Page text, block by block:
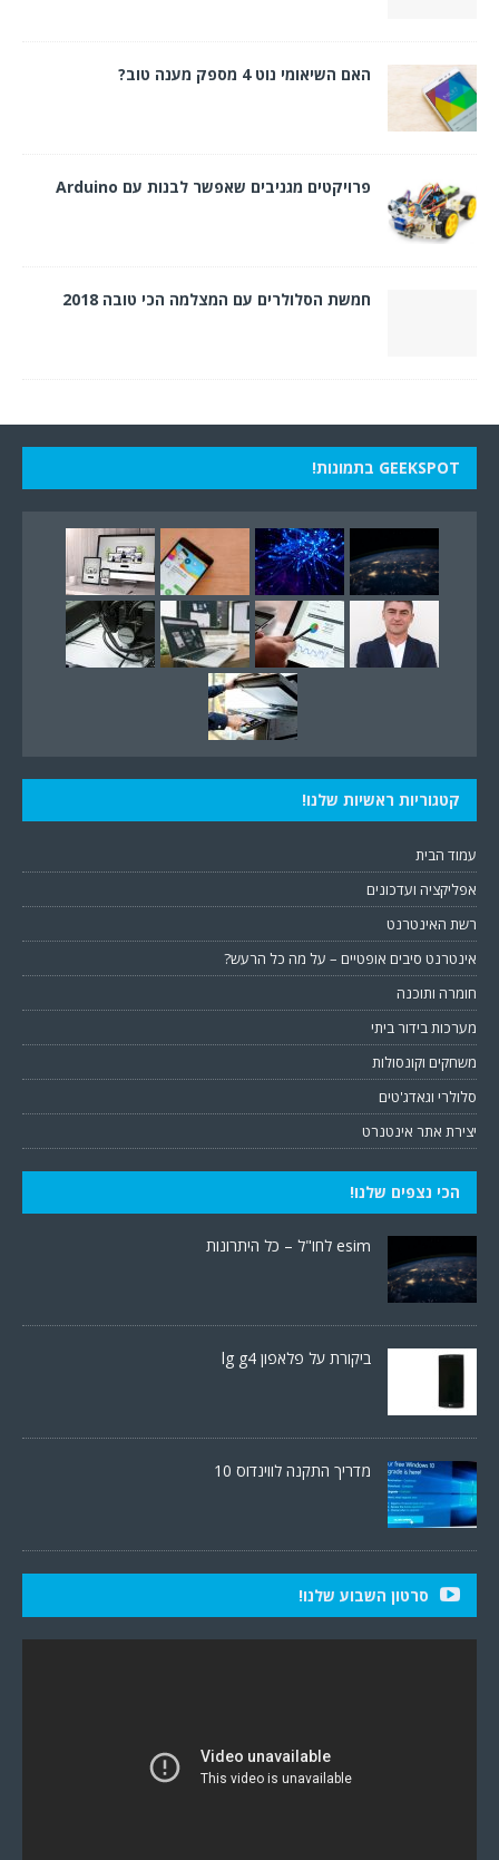
האם השיאומי נוט 4 מספק מענה טוב?
פרויקטים מגניבים שאפשר לבנות עם Arduino
חמשת הסלולרים עם המצלמה הכי טובה 2018
GEEKSPOT בתמונות!
קטגוריות ראשיות שלנו!
עמוד הבית
אפליקציה ועדכונים
רשת האינטרנט
אינטרנט סיבים אופטיים – על מה כל הרעש?
חומרה ותוכנה
מערכות בידור ביתי
משחקים וקונסולות
סלולרי וגאדג'טים
יצירת אתר אינטנרט
הכי נצפים שלנו!
esim לחו"ל – כל היתרונות
ביקורת על פלאפון lg g4
מדריך התקנה לווינדוס 10
סרטון השבוע שלנו!